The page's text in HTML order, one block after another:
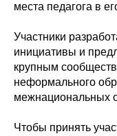
места педагога в
Участники
инициативы и
крупным
неформального
межнациональных
Чтобы принять